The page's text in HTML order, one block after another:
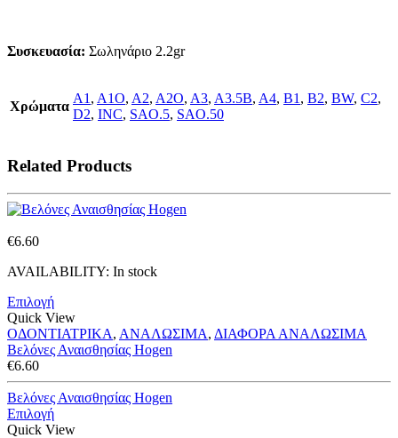
Συσκευασία: Σωληνάριο 2.2gr
Χρώματα
A1 , A1O, A2, A2O, A3, A3.5B, A4, B1 , B2, BW, C2,
D2, INC, SAO.5, SAO.50
Related Products
€6.60
AVAILABILITY: In stock
Επιλογή
Quick View
ΟΔΟΝΤΙΑΤΡΙΚΑ, ΑΝΑΛΩΣΙΜΑ, ΔΙΑΦΟΡΑ ΑΝΑΛΩΣΙΜΑ
Βελόνες Αναισθησίας Hogen
€6.60
Βελόνες Αναισθησίας Hogen
Επιλογή
Quick View